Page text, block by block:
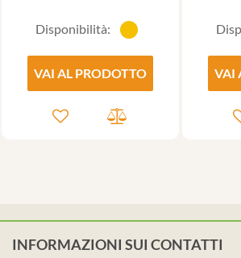
Disponibilità:
VAI AL PRODOTTO VAI
INFORMAZIONI SUI CONTATTI